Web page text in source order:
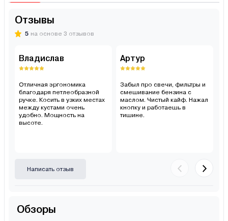
Отзывы
5 на основе 3 отзывов
Владислав
Отличная эргономика
благодаря петлеобразной
ручке. Косить в узких местах
между кустами очень
удобно. Мощность на
высоте.
Артур
Забыл про свечи, фильтры и
смешивание бензина с
маслом. Чистый кайф. Нажал
кнопку и работаешь в
тишине.
Написать отзыв
Обзоры